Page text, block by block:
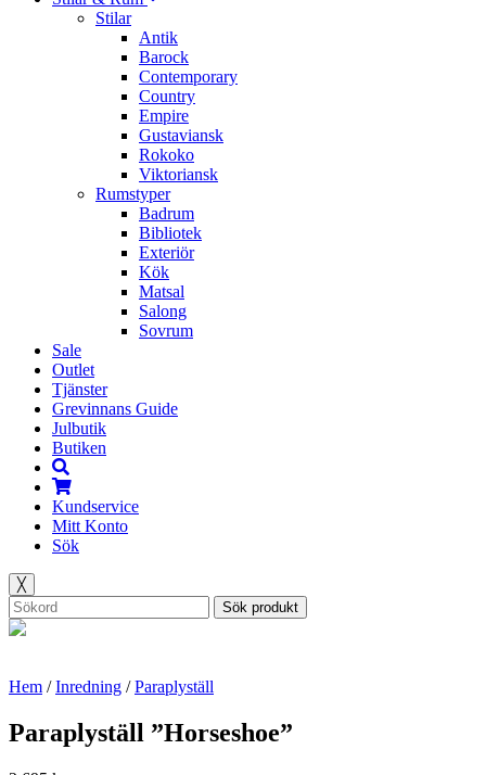
Stilar
Antik
Barock
Contemporary
Country
Empire
Gustaviansk
Rokoko
Viktoriansk
Rumstyper
Badrum
Bibliotek
Exteriör
Kök
Matsal
Salong
Sovrum
Sale
Outlet
Tjänster
Grevinnans Guide
Julbutik
Butiken
Kundservice
Mitt Konto
Sök
╳
Sök produkt
Hem /Inredning /Paraplyställ
Paraplyställ ”Horseshoe”